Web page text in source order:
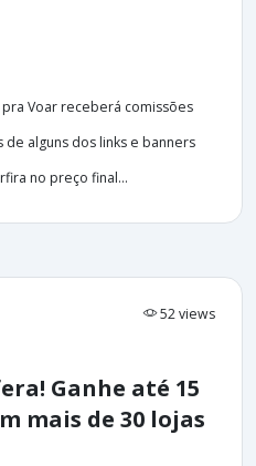
Voar receberá comissões
alguns dos links e banners
no preço final...
52 views
Ganhe até 15
mais de 30 lojas